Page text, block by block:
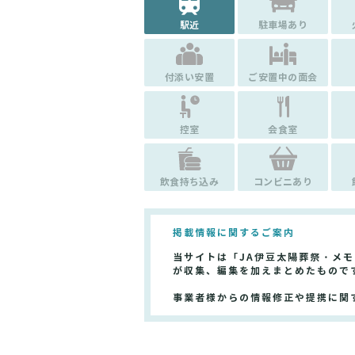
駅近 駐車場あり
付添い安置 ご安置中の面会
控室 会食室
飲食持ち込み コンビニあり
掲載情報に関するご案内
当サイトは「JA伊豆太陽葬祭・メ
が収集、編集を加えまとめたもの
事業者様からの情報修正や提携に